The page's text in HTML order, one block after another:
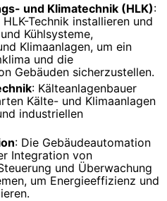
und Klimatechnik (HLK):
Technik installieren und
Kühlsysteme,
Klimaanlagen, um ein
und die
Gebäuden sicherzustellen.
: Kälteanlagenbauer
Kälte- und Klimaanlagen
industriellen
: Die Gebäudeautomation
Integration von
und Überwachung
um Energieeffizienz und